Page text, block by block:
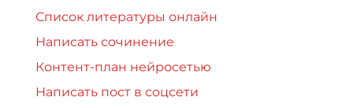
Список литературы онлайн
Написать сочинение
Контент-план нейросетью
Написать пост в соцсети